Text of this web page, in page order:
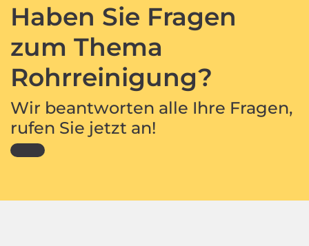
Haben Sie Fragen
zum Thema
Rohrreinigung?
Wir beantworten alle Ihre Fragen,
rufen Sie jetzt an!